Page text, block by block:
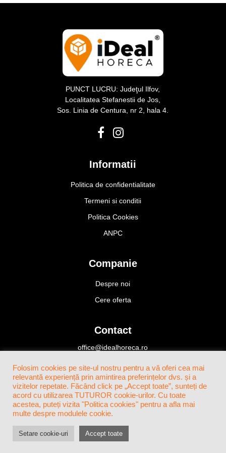
PUNCT LUCRU: Judeţul Ilfov,
Localitatea Stefanestii de Jos,
Sos. Linia de Centura, nr 2, hala 4.
Informatii
Politica de confidentialitate
Termeni si conditii
Politica Cookies
ANPC
Companie
Despre noi
Cere oferta
Contact
office@idealhoreca.ro
+4(0)724 424 466
Folosim cookies pe site-ul nostru pentru a vă oferi cea mai
relevantă experiență prin amintirea preferințelor dvs. și a
vizitelor repetate. Făcând click pe „Accept toate”, sunteți de
acord cu utilizarea TUTUROR cookie-urilor. Cu toate
acestea, puteți vizita "Politica cookies" pentru a afla mai
multe despre modulele cookie.
Setare cookie-uri Accept toate